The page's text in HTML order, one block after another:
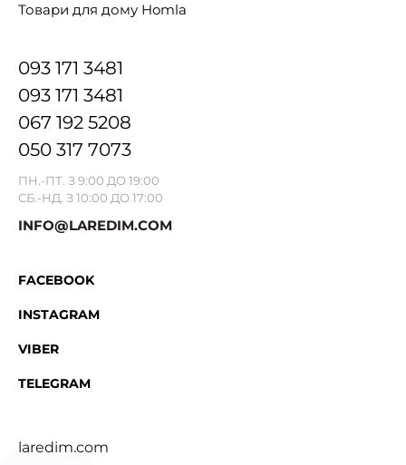
Товари для дому Homla
093 171 3481
093 171 3481
067 192 5208
050 317 7073
ПН.-ПТ. З 9:00 ДО 19:00
СБ.-НД. З 10:00 ДО 17:00
INFO@LAREDIM.COM
FACEBOOK
INSTAGRAM
VIBER
TELEGRAM
laredim.com